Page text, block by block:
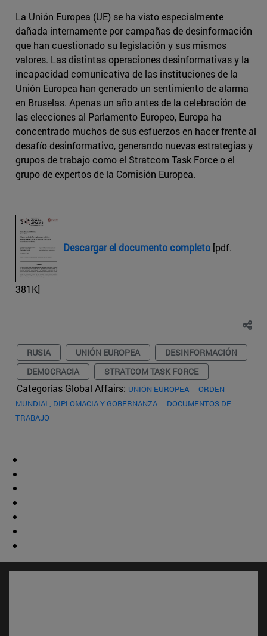
La Unión Europea (UE) se ha visto especialmente
dañada internamente por campañas de desinformación
que han cuestionado su legislación y sus mismos
valores. Las distintas operaciones desinformativas y la
incapacidad comunicativa de las instituciones de la
Unión Europea han generado un sentimiento de alarma
en Bruselas. Apenas un año antes de la celebración de
las elecciones al Parlamento Europeo, Europa ha
concentrado muchos de sus esfuerzos en hacer frente al
desafío desinformativo, generando nuevas estrategias y
grupos de trabajo como el Stratcom Task Force o el
grupo de expertos de la Comisión Europea.
Descargar el documento completo [pdf.
381K]
RUSIA UNIÓN EUROPEA
DESINFORMACIÓN
DEMOCRACIA
STRATCOM TASK FORCE
Categorías Global Affairs: UNIÓN EUROPEA
ORDEN
MUNDIAL, DIPLOMACIA Y GOBERNANZA
DOCUMENTOS DE
TRABAJO